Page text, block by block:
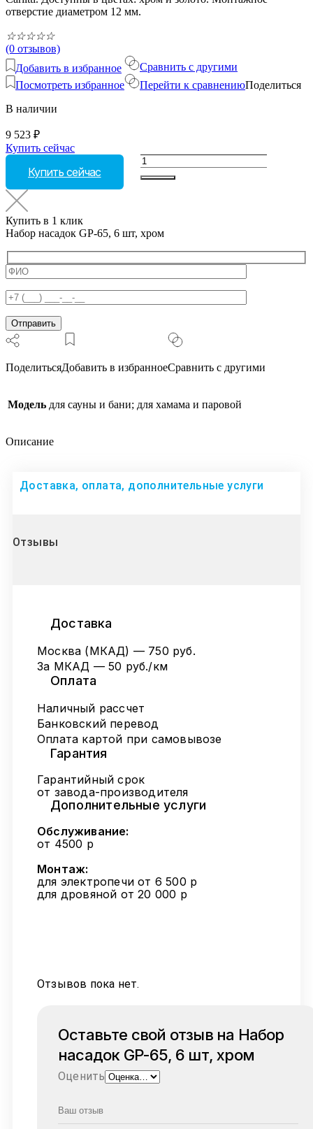
отверстие диаметром 12 мм.
☆☆☆☆☆
(0 отзывов)
Добавить в избранное
Посмотреть избранное
Сравнить с другими
Перейти к сравнениюПоделиться
В наличии
9 523 ₽
Купить сейчас
Купить сейчас
Количество
6
хром
Купить в 1 клик
Набор насадок GP-65, 6 шт, хром
ПоделитьсяДобавить в избранноеСравнить с другими
Модель для сауны и бани; для хамама и паровой
Описание
Доставка, оплата, дополнительные услуги
Отзывы
Доставка
Москва (МКАД) — 750 руб.
За МКАД — 50 руб./км
Оплата
Наличный рассчет
Банковский перевод
Оплата картой при самовывозе
Гарантия
Гарантийный срок
от завода-производителя
Дополнительные услуги
Обслуживание:
от 4500 р
Монтаж:
для электропечи от 6 500 р
для дровяной от 20 000 р
Отзывов пока нет.
Оставьте свой отзыв на Набор
насадок GP-65, 6 шт, хром
Оценить